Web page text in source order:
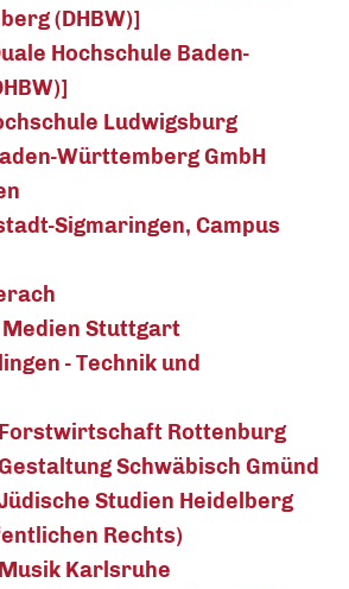
(DHBW)]
Hochschule Baden-
Ludwigsburg
Württemberg GmbH
Sigmaringen, Campus
Stuttgart
- Technik und
Rottenburg
Schwäbisch Gmünd
Studien Heidelberg
Rechts)
Karlsruhe